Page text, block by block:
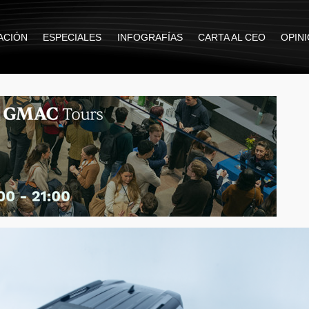
ESPECIALES INFOGRAFÍAS CARTA AL CEO